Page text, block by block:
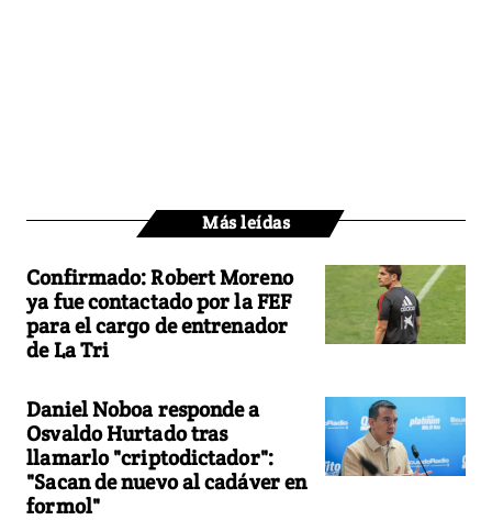
Más leídas
Confirmado: Robert Moreno
ya fue contactado por la FEF
para el cargo de entrenador
de La Tri
Daniel Noboa responde a
Osvaldo Hurtado tras
llamarlo "criptodictador":
"Sacan de nuevo al cadáver en
formol"